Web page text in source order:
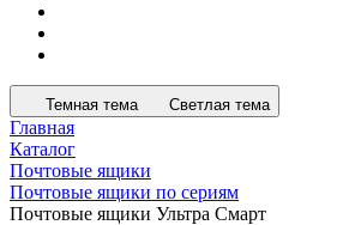
Темная тема Светлая тема
Главная
Каталог
Почтовые ящики
Почтовые ящики по сериям
Почтовые ящики Ультра Смарт